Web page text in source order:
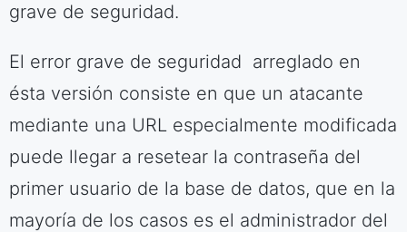
grave de seguridad.
El error grave de seguridad arreglado en
ésta versión consiste en que un atacante
mediante una URL especialmente modificada
puede llegar a resetear la contraseña del
primer usuario de la base de datos, que en la
mayoría de los casos es el administrador del